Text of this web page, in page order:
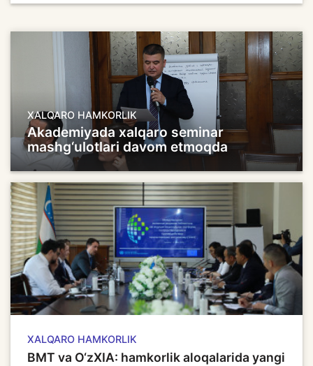
XALQARO HAMKORLIK
Akademiyada xalqaro seminar
mashg‘ulotlari davom etmoqda
XALQARO HAMKORLIK
BMT va O‘zXIA: hamkorlik aloqalarida yangi